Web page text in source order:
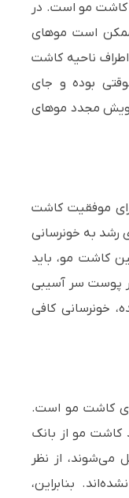
کاشت مو است. در
است موهای
ناحیه کاشت
بوده و جای
رویش مجدد موهای
موفقیت کاشت
رشد به خونرسانی
کاشت مو، باید
پوست سر آسیبی
خونرسانی کافی
کاشت مو است.
کاشت مو از بانک
می‌شوند، از نظر
بنابراین،